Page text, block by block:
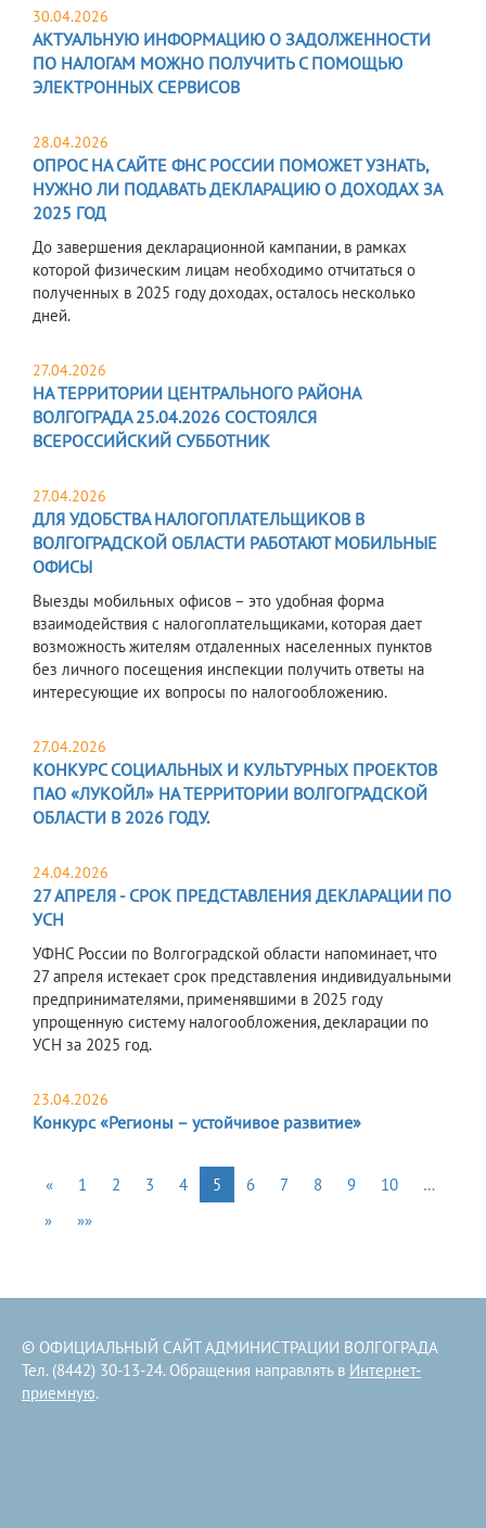
30.04.2026
АКТУАЛЬНУЮ ИНФОРМАЦИЮ О ЗАДОЛЖЕННОСТИ
ПО НАЛОГАМ МОЖНО ПОЛУЧИТЬ С ПОМОЩЬЮ
ЭЛЕКТРОННЫХ СЕРВИСОВ
28.04.2026
ОПРОС НА САЙТЕ ФНС РОССИИ ПОМОЖЕТ УЗНАТЬ,
НУЖНО ЛИ ПОДАВАТЬ ДЕКЛАРАЦИЮ О ДОХОДАХ ЗА
2025 ГОД
До завершения декларационной кампании, в рамках
которой физическим лицам необходимо отчитаться о
полученных в 2025 году доходах, осталось несколько
дней.
27.04.2026
НА ТЕРРИТОРИИ ЦЕНТРАЛЬНОГО РАЙОНА
ВОЛГОГРАДА 25.04.2026 СОСТОЯЛСЯ
ВСЕРОССИЙСКИЙ СУББОТНИК
27.04.2026
ДЛЯ УДОБСТВА НАЛОГОПЛАТЕЛЬЩИКОВ В
ВОЛГОГРАДСКОЙ ОБЛАСТИ РАБОТАЮТ МОБИЛЬНЫЕ
ОФИСЫ
Выезды мобильных офисов – это удобная форма
взаимодействия с налогоплательщиками, которая дает
возможность жителям отдаленных населенных пунктов
без личного посещения инспекции получить ответы на
интересующие их вопросы по налогообложению.
27.04.2026
КОНКУРС СОЦИАЛЬНЫХ И КУЛЬТУРНЫХ ПРОЕКТОВ
ПАО «ЛУКОЙЛ» НА ТЕРРИТОРИИ ВОЛГОГРАДСКОЙ
ОБЛАСТИ В 2026 ГОДУ.
24.04.2026
27 АПРЕЛЯ - СРОК ПРЕДСТАВЛЕНИЯ ДЕКЛАРАЦИИ ПО
УСН
УФНС России по Волгоградской области напоминает, что
27 апреля истекает срок представления индивидуальными
предпринимателями, применявшими в 2025 году
упрощенную систему налогообложения, декларации по
УСН за 2025 год.
23.04.2026
Конкурс «Регионы – устойчивое развитие»
« 1 2 3 4 5 6 7 8 9 10
…
»
»»
© ОФИЦИАЛЬНЫЙ САЙТ АДМИНИСТРАЦИИ ВОЛГОГРАДА
Тел. (8442) 30-13-24. Обращения направлять в Интернет-
приемную.